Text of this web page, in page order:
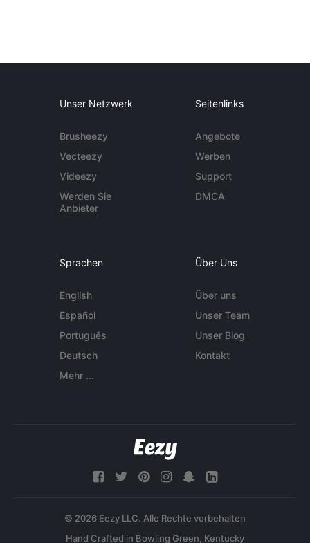
Unser Netzwerk
Brusheezy
Vecteezy
Videezy
Werden Sie
Anbieter
Seitenlinks
Angebote
Werben
Support
DMCA
Sprachen
English
Español
Português
Deutsch
Mehr ...
Über Uns
Über uns
Unser Team
Unser Blog
Kontakt
© 2026 Eezy LLC. Alle Rechte vorbehalten